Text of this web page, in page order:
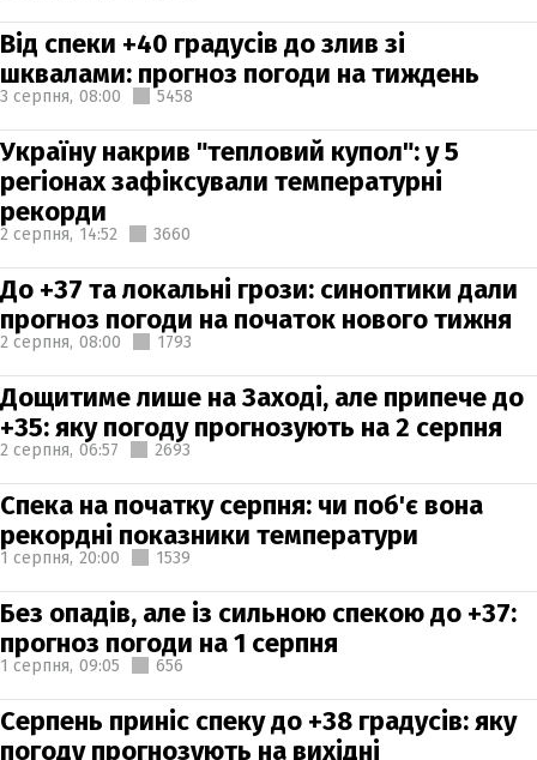
Від спеки +40 градусів до злив зі
шквалами: прогноз погоди на тиждень
3 серпня, 08:00 5458
Україну накрив "тепловий купол": у 5
регіонах зафіксували температурні
рекорди
2 серпня, 14:52 3660
До +37 та локальні грози: синоптики дали
прогноз погоди на початок нового тижня
2 серпня, 08:00 1793
Дощитиме лише на Заході, але припече до
+35: яку погоду прогнозують на 2 серпня
2 серпня, 06:57 2693
Спека на початку серпня: чи поб'є вона
рекордні показники температури
1 серпня, 20:00 1539
Без опадів, але із сильною спекою до +37:
прогноз погоди на 1 серпня
1 серпня, 09:05 656
Серпень приніс спеку до +38 градусів: яку
погоду прогнозують на вихідні